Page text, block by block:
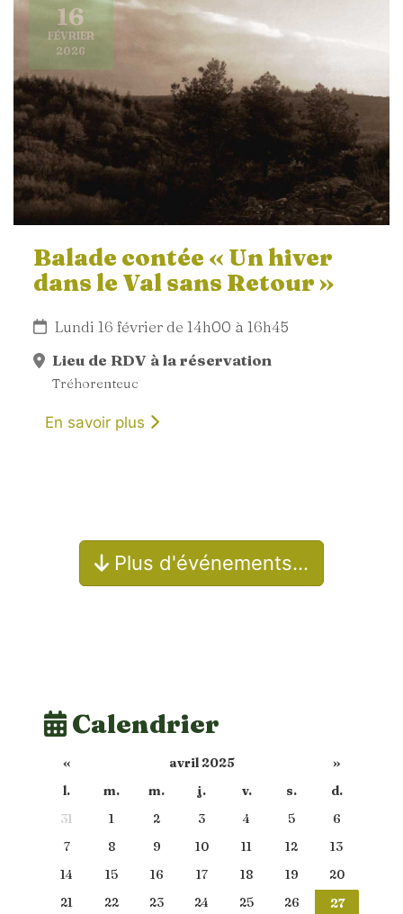
16
FÉVRIER
2026
Balade contée « Un hiver
dans le Val sans Retour »
Lundi 16 février de 14h00 à 16h45
Lieu de RDV à la réservation
Tréhorenteuc
En savoir plus
Plus d'événements…
Calendrier
« avril 2025
»
l.
m. m. j. v. s.
d.
31
1 2 3 4 5
6
7
8 9 10 11 12
13
14
15 16 17 18 19
20
21
22 23 24 25 26
27